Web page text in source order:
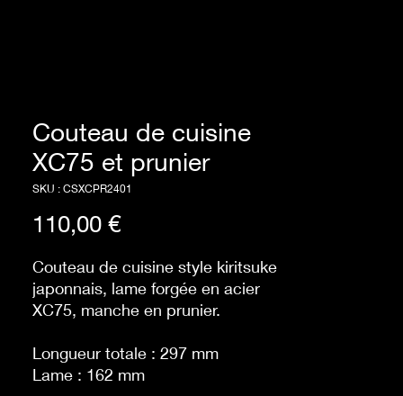
Couteau de cuisine
XC75 et prunier
SKU : CSXCPR2401
110,00 €Prix
Couteau de cuisine style kiritsuke
japonnais, lame forgée en acier
XC75, manche en prunier.
Longueur totale : 297 mm
Lame : 162 mm